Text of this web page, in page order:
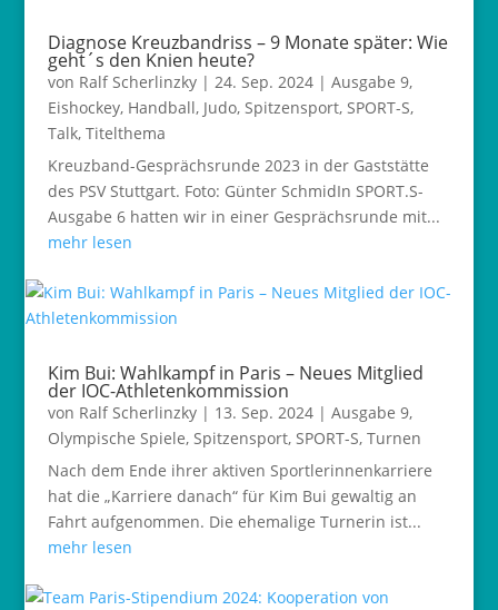
Diagnose Kreuzbandriss – 9 Monate später: Wie
geht´s den Knien heute?
von Ralf Scherlinzky| 24. Sep. 2024| Ausgabe 9,
Eishockey, Handball, Judo, Spitzensport, SPORT-S,
Talk, Titelthema
Kreuzband-Gesprächsrunde 2023 in der Gaststätte
des PSV Stuttgart. Foto: Günter SchmidIn SPORT.S-
Ausgabe 6 hatten wir in einer Gesprächsrunde mit...
mehr lesen
Kim Bui: Wahlkampf in Paris – Neues Mitglied
der IOC-Athletenkommission
von Ralf Scherlinzky| 13. Sep. 2024| Ausgabe 9,
Olympische Spiele, Spitzensport, SPORT-S, Turnen
Nach dem Ende ihrer aktiven Sportlerinnenkarriere
hat die „Karriere danach“ für Kim Bui gewaltig an
Fahrt aufgenommen. Die ehemalige Turnerin ist...
mehr lesen